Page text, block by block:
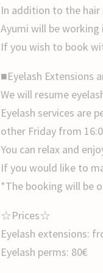
In addition to the hair
Ayumi will be
If you wish to book
■Eyelash Extensions
We will resume
Eyelash services are
other Friday from
You can relax and
If you would like to
*The booking will be
☆Prices☆
Eyelash extensions:
Eyelash perms: 80€